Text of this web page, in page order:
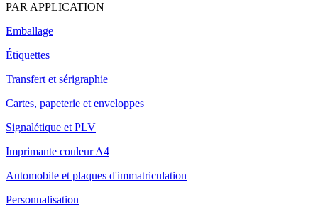
PAR APPLICATION
Emballage
Étiquettes
Transfert et sérigraphie
Cartes, papeterie et enveloppes
Signalétique et PLV
Imprimante couleur A4
Automobile et plaques d'immatriculation
Personnalisation